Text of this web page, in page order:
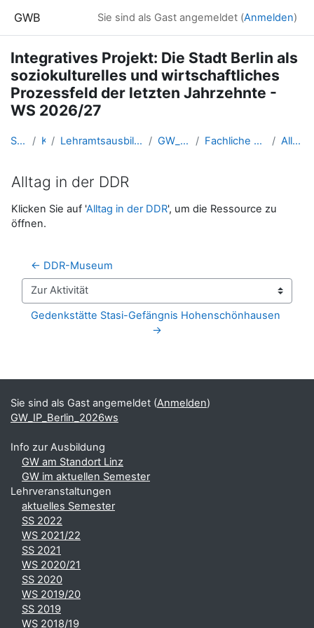
GWB Sie sind als Gast angemeldet (Anmelden)
Integratives Projekt: Die Stadt Berlin als
soziokulturelles und wirtschaftliches
Prozessfeld der letzten Jahrzehnte -
WS 2026/27
Startseite Kurse Lehramtsausbildung GW im Cluster Österreich Mitte GW_IP_Berlin_2026ws Fachliche und inhaltliche Informationen Alltag in der DDR
Alltag in der DDR
Abschlussbedingungen
Klicken Sie auf 'Alltag in der DDR', um die Ressource zu
öffnen.
← DDR-Museum
Zur Aktivität
Gedenkstätte Stasi-Gefängnis Hohenschönhausen
→
Ergänzungsblöcke
Sie sind als Gast angemeldet (Anmelden)
GW_IP_Berlin_2026ws
Info zur Ausbildung
GW am Standort Linz
GW im aktuellen Semester
Lehrveranstaltungen
aktuelles Semester
SS 2022
WS 2021/22
SS 2021
WS 2020/21
SS 2020
WS 2019/20
SS 2019
WS 2018/19